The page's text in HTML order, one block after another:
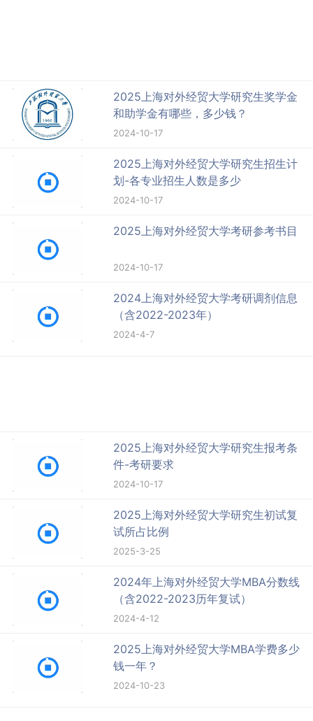
2025上海对外经贸大学研究生奖学金
和助学金有哪些，多少钱？
2024-10-17
2025上海对外经贸大学研究生招生计
划-各专业招生人数是多少
2024-10-17
2025上海对外经贸大学考研参考书目
2024-10-17
2024上海对外经贸大学考研调剂信息
（含2022-2023年）
2024-4-7
2025上海对外经贸大学研究生报考条
件-考研要求
2024-10-17
2025上海对外经贸大学研究生初试复
试所占比例
2025-3-25
2024年上海对外经贸大学MBA分数线
（含2022-2023历年复试）
2024-4-12
2025上海对外经贸大学MBA学费多少
钱一年？
2024-10-23